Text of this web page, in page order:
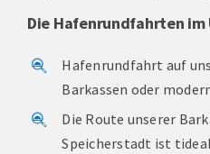
Die Hafenrundfahrten im
Hafenrundfahrt auf
Barkassen oder
Die Route unserer
Speicherstadt ist